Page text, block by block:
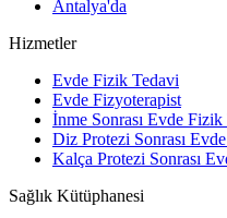
Antalya'da
Hizmetler
Evde Fizik Tedavi
Evde Fizyoterapist
İnme Sonrası Evde Fizik
Diz Protezi Sonrası
Kalça Protezi Sonrası
Sağlık Kütüphanesi